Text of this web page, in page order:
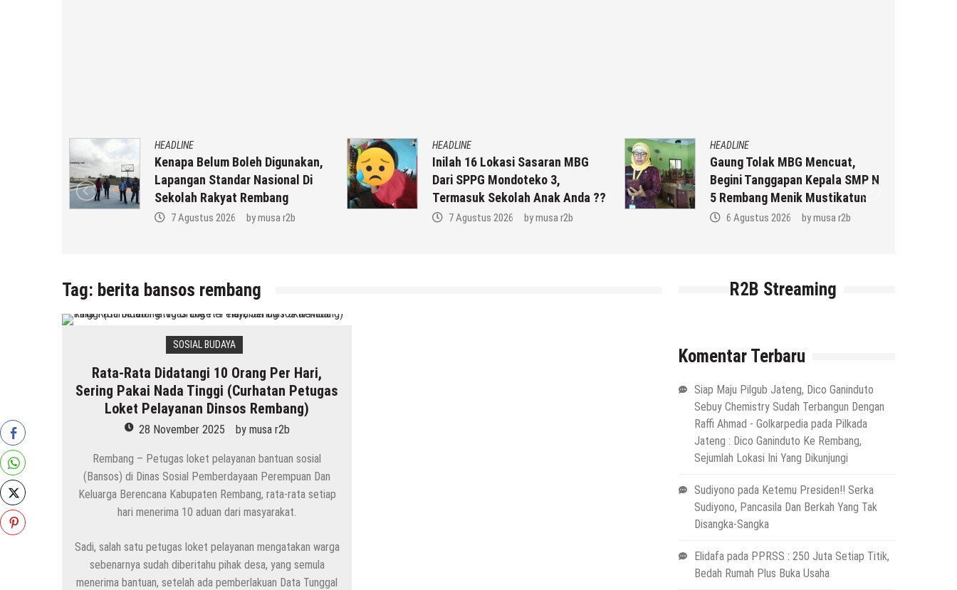
HEADLINE
Kenapa Belum Boleh Digunakan,
Lapangan Standar Nasional Di
Sekolah Rakyat Rembang
7 Agustus 2026 bymusa r2b
HEADLINE
Inilah 16 Lokasi Sasaran MBG
Dari SPPG Mondoteko 3,
Termasuk Sekolah Anak Anda ??
7 Agustus 2026 bymusa r2b
HEADLINE
Gaung Tolak MBG Mencuat,
Begini Tanggapan Kepala SMP N
5 Rembang Menik Mustikatun
6 Agustus 2026 bymusa r2b
Tag: berita bansos rembang
SOSIAL BUDAYA
Rata-Rata Didatangi 10 Orang Per Hari,
Sering Pakai Nada Tinggi (Curhatan Petugas
Loket Pelayanan Dinsos Rembang)
28 November 2025 by musa r2b
Rembang – Petugas loket pelayanan bantuan sosial
(Bansos) di Dinas Sosial Pemberdayaan Perempuan Dan
Keluarga Berencana Kabupaten Rembang, rata-rata setiap
hari menerima 10 aduan dari masyarakat.
Sadi, salah satu petugas loket pelayanan mengatakan warga
sebenarnya sudah diberitahu pihak desa, yang semula
menerima bantuan, setelah ada pemberlakuan Data Tunggal
R2B Streaming
Komentar Terbaru
Siap Maju Pilgub Jateng, Dico Ganinduto
Sebuy Chemistry Sudah Terbangun Dengan
Raffi Ahmad - Golkarpediapada Pilkada
Jateng : Dico Ganinduto Ke Rembang,
Sejumlah Lokasi Ini Yang Dikunjungi
Sudiyono pada Ketemu Presiden!! Serka
Sudiyono, Pancasila Dan Berkah Yang Tak
Disangka-Sangka
Elidafapada PPRSS : 250 Juta Setiap Titik,
Bedah Rumah Plus Buka Usaha